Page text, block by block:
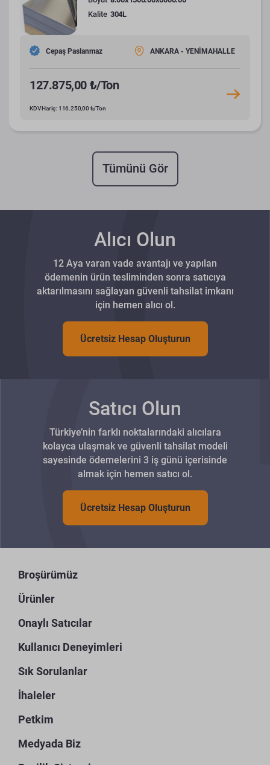
Kalite 304L
Cepaş Paslanmaz ANKARA - YENİMAHALLE
127.875,00 ₺/Ton
KDV Hariç: 116.250,00 ₺/Ton
Tümünü Gör
Alıcı Olun
12 Aya varan vade avantajı ve yapılan
ödemenin ürün tesliminden sonra satıcıya
aktarılmasını sağlayan güvenli tahsilat imkanı
için hemen alıcı ol.
Ücretsiz Hesap Oluşturun
Satıcı Olun
Türkiye’nin farklı noktalarındaki alıcılara
kolayca ulaşmak ve güvenli tahsilat modeli
sayesinde ödemelerini 3 iş günü içerisinde
almak için hemen satıcı ol.
Ücretsiz Hesap Oluşturun
Broşürümüz
Ürünler
Onaylı Satıcılar
Kullanıcı Deneyimleri
Sık Sorulanlar
İhaleler
Petkim
Medyada Biz